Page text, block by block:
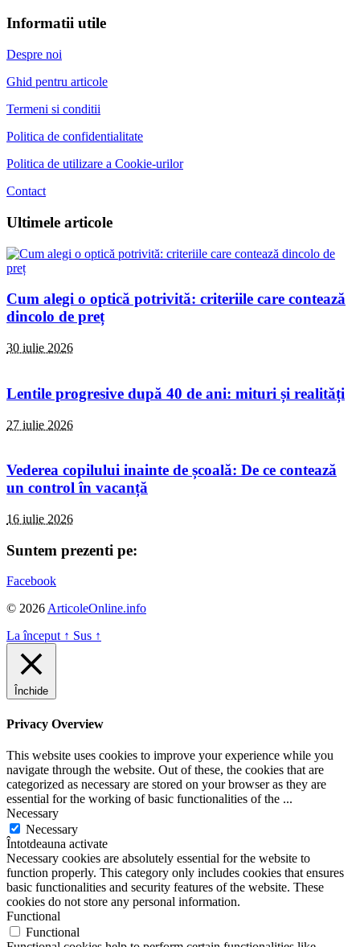
Informatii utile
Despre noi
Ghid pentru articole
Termeni si conditii
Politica de confidentialitate
Politica de utilizare a Cookie-urilor
Contact
Ultimele articole
Cum alegi o optică potrivită: criteriile care contează
dincolo de preț
30 iulie 2026
Lentile progresive după 40 de ani: mituri și realități
27 iulie 2026
Vederea copilului inainte de școală: De ce contează
un control în vacanță
16 iulie 2026
Suntem prezenti pe:
Facebook
© 2026 ArticoleOnline.info
La început ↑ Sus ↑
Închide
Privacy Overview
This website uses cookies to improve your experience while you
navigate through the website. Out of these, the cookies that are
categorized as necessary are stored on your browser as they are
essential for the working of basic functionalities of the ...
Necessary
Necessary
Întotdeauna activate
Necessary cookies are absolutely essential for the website to
function properly. This category only includes cookies that ensures
basic functionalities and security features of the website. These
cookies do not store any personal information.
Functional
Functional